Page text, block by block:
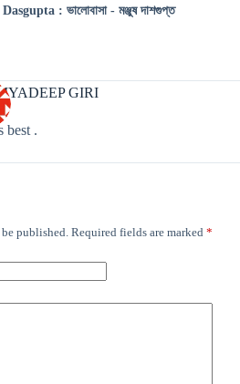
: ভালোবাসা - মঞ্জুষ দাশগুপ্ত
GIRI
best .
published. Required fields are marked *